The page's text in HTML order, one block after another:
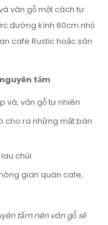
vân gỗ một cách tự
đường kính 60cm nhỏ
cafe Rustic hoặc sân
nguyên tấm
vá, vân gỗ tự nhiên
cho ra những mặt bàn
chùi
gian quán cafe,
tấm nên vân gỗ sẽ